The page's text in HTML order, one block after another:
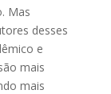
Mas
desses
e
mais
mais